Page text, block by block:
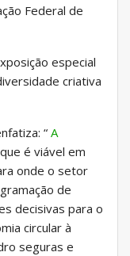
Federal de
especial
criativa
“ A
é viável em
onde o setor
de
decisivas para o
circular à
seguras e